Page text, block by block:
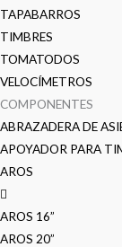
TAPABARROS
TIMBRES
TOMATODOS
VELOCÍMETROS
COMPONENTES
ABRAZADERA DE
APOYADOR PARA
AROS
AROS 16”
AROS 20”